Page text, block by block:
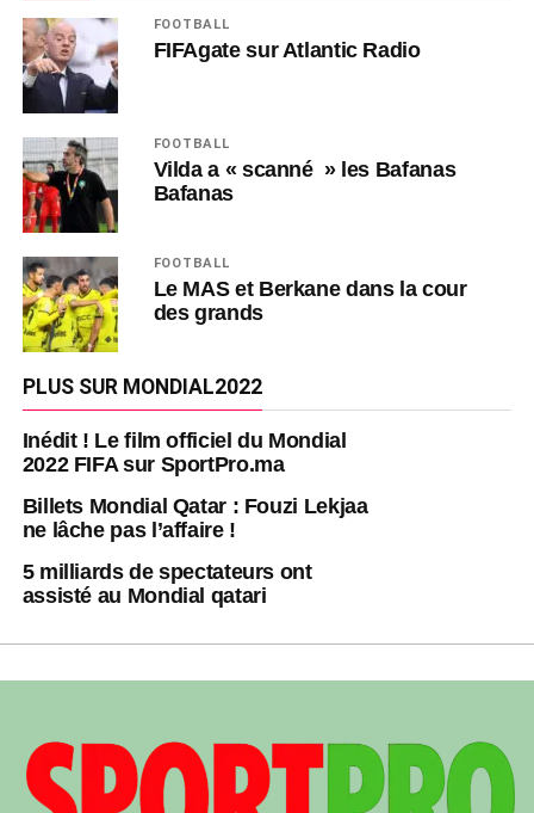
FOOTBALL
FIFAgate sur Atlantic Radio
FOOTBALL
Vilda a « scanné » les Bafanas
Bafanas
FOOTBALL
Le MAS et Berkane dans la cour
des grands
PLUS SUR MONDIAL2022
Inédit ! Le film officiel du Mondial
2022 FIFA sur SportPro.ma
Billets Mondial Qatar : Fouzi Lekjaa
ne lâche pas l’affaire !
5 milliards de spectateurs ont
assisté au Mondial qatari